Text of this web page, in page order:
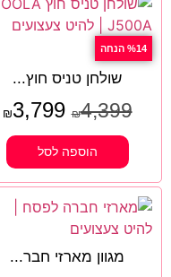
%14 הנחה
שולחן טניס חוץ...
₪4,399
₪3,799
הוספה לסל
מגוון מארזי חבר...